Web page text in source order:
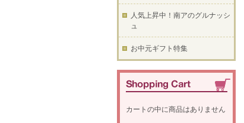
人気上昇中！南アのグルナッシ
ュ
お中元ギフト特集
カートの中に商品はありません